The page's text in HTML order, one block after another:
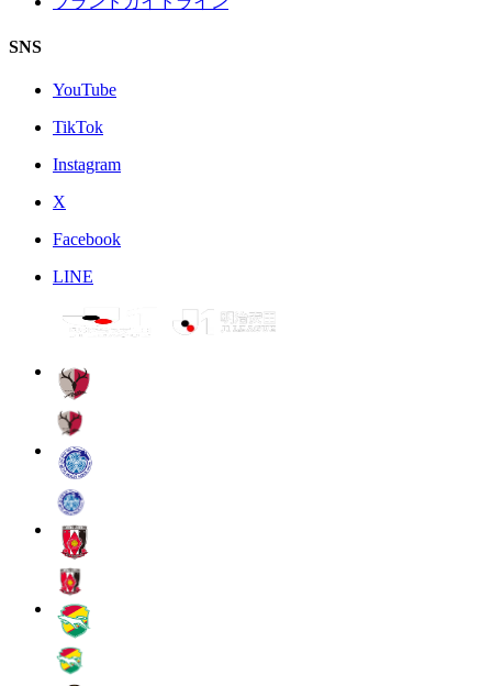
SNS
YouTube
TikTok
Instagram
X
Facebook
LINE